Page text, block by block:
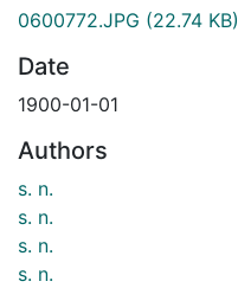
0600772.JPG (22.74 KB)
Date
1900-01-01
Authors
s. n.
s. n.
s. n.
s. n.